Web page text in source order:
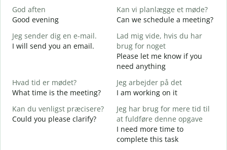
God aften
Good evening
Kan vi planlægge et møde?
Can we schedule a meeting?
Jeg sender dig en e-mail.
I will send you an email.
Lad mig vide, hvis du har
brug for noget
Please let me know if you
need anything
Hvad tid er mødet?
What time is the meeting?
Jeg arbejder på det
I am working on it
Kan du venligst præcisere?
Could you please clarify?
Jeg har brug for mere tid til
at fuldføre denne opgave
I need more time to
complete this task